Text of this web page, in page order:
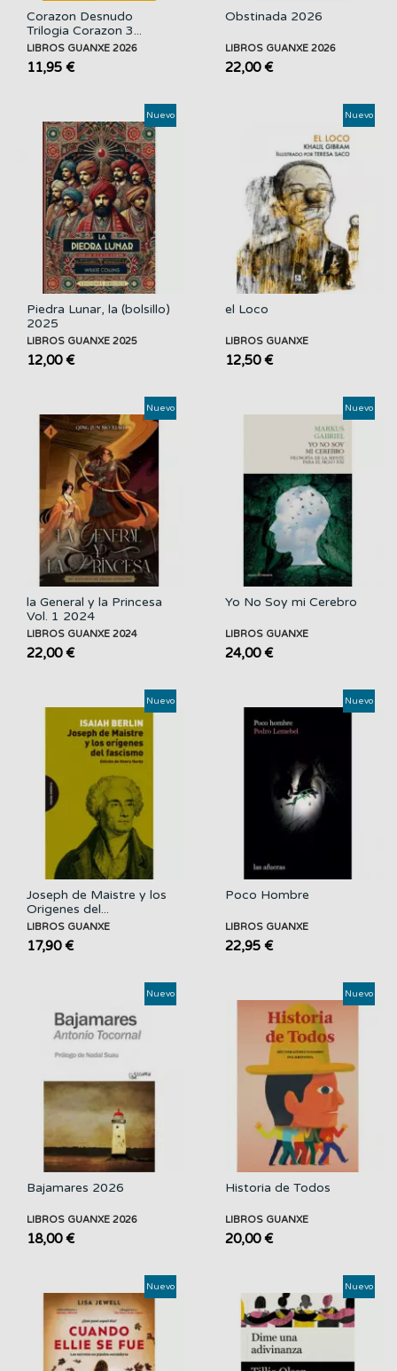
Corazon Desnudo
Trilogia Corazon 3...
LIBROS GUANXE 2026
11,95 €
Obstinada 2026
LIBROS GUANXE 2026
22,00 €
Piedra Lunar, la (bolsillo)
2025
LIBROS GUANXE 2025
12,00 €
Nuevo
el Loco
LIBROS GUANXE
12,50 €
Nuevo
la General y la Princesa
Vol. 1 2024
LIBROS GUANXE 2024
22,00 €
Nuevo
Yo No Soy mi Cerebro
LIBROS GUANXE
24,00 €
Nuevo
Joseph de Maistre y los
Origenes del...
LIBROS GUANXE
17,90 €
Nuevo
Poco Hombre
LIBROS GUANXE
22,95 €
Nuevo
Bajamares 2026
LIBROS GUANXE 2026
18,00 €
Nuevo
Historia de Todos
LIBROS GUANXE
20,00 €
Nuevo
Nuevo Nuevo